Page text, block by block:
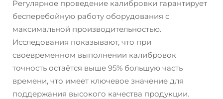
Регулярное проведение калибровки гарантирует
бесперебойную работу оборудования с
максимальной производительностью.
Исследования показывают, что при
своевременном выполнении калибровок
точность остаётся выше 95% большую часть
времени, что имеет ключевое значение для
поддержания высокого качества продукции.